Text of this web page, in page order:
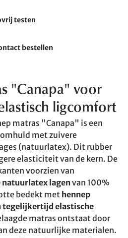
testen
bestellen
"Canapa" voor
ligcomfort
matras "Canapa" is een
met zuivere
(natuurlatex). Dit rubber
elasticiteit van de kern. De
voorzien van
natuurlatex lagenvan 100%
bedekt met hennep
tegelijkertijd elastische
matras ontstaat door
deze natuurlijke materialen.